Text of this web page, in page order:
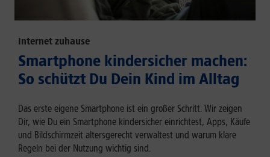
Internet zuhause
Smartphone kindersicher machen:
So schützt Du Dein Kind im Alltag
Das erste eigene Smartphone ist ein großer Schritt. Wir zeigen
Dir, wie Du ein Smartphone kindersicher einrichtest, Apps, Käufe
und Bildschirmzeit altersgerecht verwaltest und warum klare
Regeln bei der Nutzung wichtig sind.